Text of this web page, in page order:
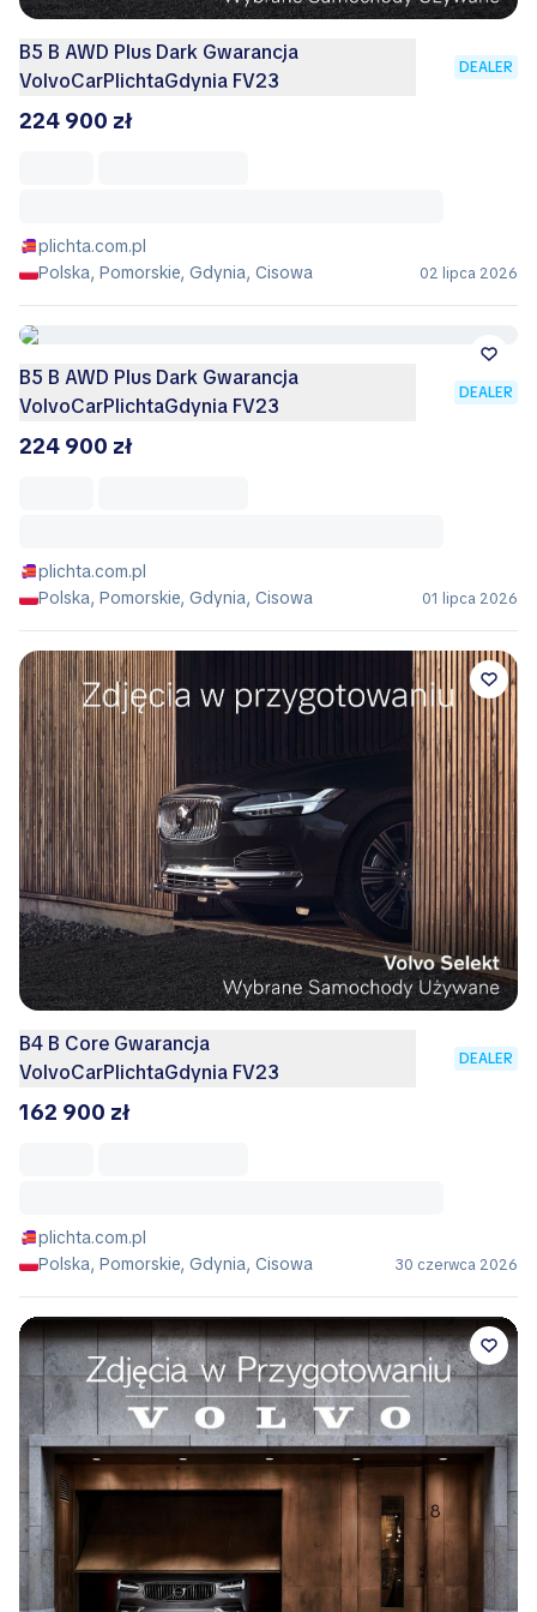
B5 B AWD Plus Dark Gwarancja
VolvoCarPlichtaGdynia FV23
DEALER
224 900 zł
plichta.com.pl
Polska, Pomorskie, Gdynia, Cisowa
02 lipca 2026
B5 B AWD Plus Dark Gwarancja
VolvoCarPlichtaGdynia FV23
DEALER
224 900 zł
plichta.com.pl
Polska, Pomorskie, Gdynia, Cisowa
01 lipca 2026
B4 B Core Gwarancja
VolvoCarPlichtaGdynia FV23
DEALER
162 900 zł
plichta.com.pl
Polska, Pomorskie, Gdynia, Cisowa
30 czerwca 2026